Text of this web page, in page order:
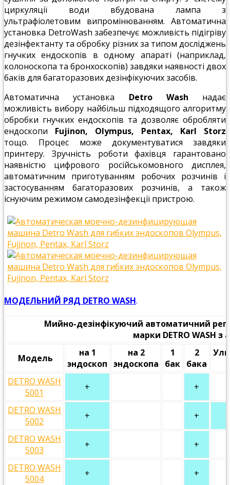
циркуляції води вбудована лампа з
ультрафіолетовим випромінюванням. Автоматична
установка DetroWash забезпечує можливість підігріву
дезінфектанту та обробку різних за типом досліджень
гнучких ендоскопів в одному апараті (наприклад,
колоноскопа та бронхоскопів) завдяки наявності двох
баків для багаторазових дезінфікуючих засобів.
Автоматична установка Detro Wash надає
можливість вибору найбільш підходящого алгоритму
обробки гнучких ендоскопів та дозволяє обробляти
ендоскопи Fujinon, Olympus, Pentax, Karl Storz
тощо. Процес може документуватися завдяки
принтеру. Зручність роботи фахівця гарантовано
наявністю цифрового російськомовного дисплея,
автоматичним приготуванням робочих розчинів і
застосуванням багаторазових розчинів, а також
існуючим режимом самодезінфекції пристрою.
МОДЕЛЬНИЙ РЯД DETRO WASH.
Мийно-дезінфікуючий автоматичний
марки DETRO WASH з
Модель
на 1
эндоскоп
на 2
эндоскопа
1
бак
2
бака
DETRO WASH
5001
+ +
DETRO WASH
5002
+ +
DETRO WASH
5003
+ +
DETRO WASH
5004
+ +